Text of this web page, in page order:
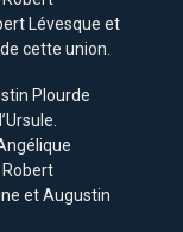
Lévesque et
cette union.
Plourde
et Augustin